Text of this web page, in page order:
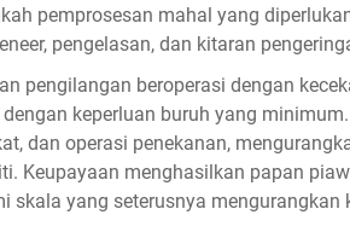
pemprosesan mahal yang
pengelasan, dan kitaran
pengilangan beroperasi dengan
keperluan buruh yang
dan operasi penekanan,
Keupayaan menghasilkan papan
skala yang seterusnya mengurangkan